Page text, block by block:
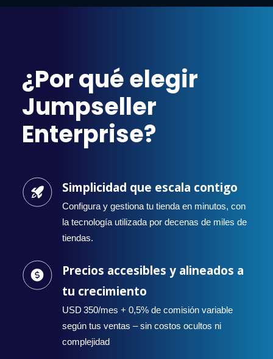
¿Por qué elegir
Jumpseller
Enterprise?
Simplicidad que escala contigo
Configura y gestiona tu tienda en minutos, con
la tecnología utilizada por decenas de miles de
tiendas.
Precios accesibles y alineados a
tu crecimiento
USD 350/mes + 0,5% de comisión variable
según tus ventas – sin costos ocultos ni
complejidad